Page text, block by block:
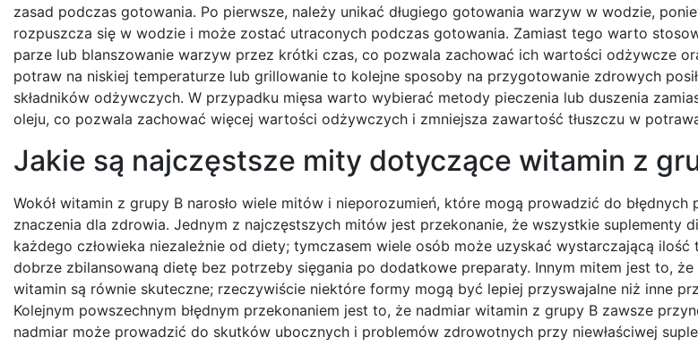
zasad podczas gotowania. Po pierwsze, należy unikać długiego gotowania warzyw w wodzie,
rozpuszcza się w wodzie i może zostać utraconych podczas gotowania. Zamiast tego warto
parze lub blanszowanie warzyw przez krótki czas, co pozwala zachować ich wartości odżywcze
potraw na niskiej temperaturze lub grillowanie to kolejne sposoby na przygotowanie zdrowych
składników odżywczych. W przypadku mięsa warto wybierać metody pieczenia lub duszenia
oleju, co pozwala zachować więcej wartości odżywczych i zmniejsza zawartość tłuszczu w
Jakie są najczęstsze mity dotyczące witamin z
Wokół witamin z grupy B narosło wiele mitów i nieporozumień, które mogą prowadzić do
znaczenia dla zdrowia. Jednym z najczęstszych mitów jest przekonanie, że wszystkie suplementy
każdego człowieka niezależnie od diety; tymczasem wiele osób może uzyskać wystarczającą
dobrze zbilansowaną dietę bez potrzeby sięgania po dodatkowe preparaty. Innym mitem jest to,
witamin są równie skuteczne; rzeczywiście niektóre formy mogą być lepiej przyswajalne niż inne
Kolejnym powszechnym błędnym przekonaniem jest to, że nadmiar witamin z grupy B zawsze
nadmiar może prowadzić do skutków ubocznych i problemów zdrowotnych przy niewłaściwej